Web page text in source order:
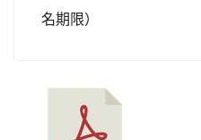
名期限）